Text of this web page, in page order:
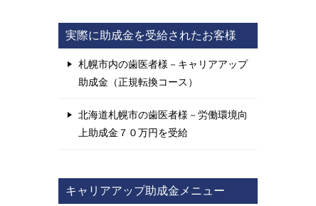
実際に助成金を受給されたお客様
札幌市内の歯医者様－キャリアアップ
助成金（正規転換コース）
北海道札幌市の歯医者様－労働環境向
上助成金７０万円を受給
キャリアアップ助成金メニュー